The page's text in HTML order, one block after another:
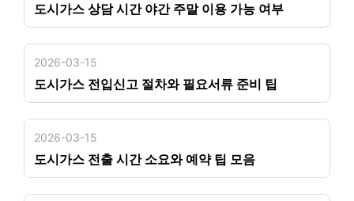
도시가스 상담 시간 야간 주말 이용 가능 여부
2026-03-15
도시가스 전입신고 절차와 필요서류 준비 팁
2026-03-15
도시가스 전출 시간 소요와 예약 팁 모음